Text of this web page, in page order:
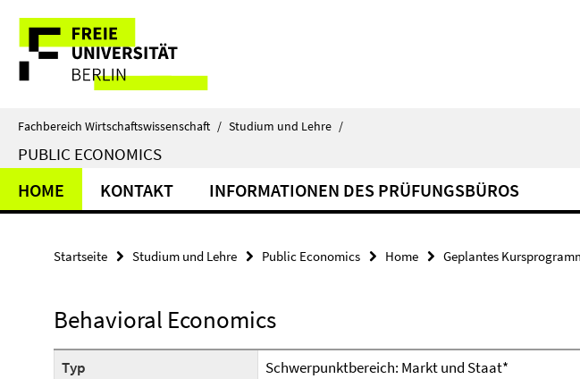
direkt
Inhalt
Service-
Navigation
Fachbereich Wirtschaftswissenschaft / Studium und Lehre /
PUBLIC ECONOMICS
HOME KONTAKT INFORMATIONEN DES PRÜFUNGSBÜROS
Startseite Studium und Lehre Public Economics Home Geplantes
Behavioral Economics
Typ
Schwerpunktbereich: Markt und Staat*